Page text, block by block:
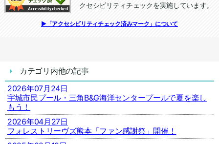
追加情報：アクセシビリティチェック
クセシビリティチェックを実施しています。
▶「アクセシビリティチェック済みマーク」について
カテゴリ内他の記事
2026年07月24日
宇城市民プール・三角B&G海洋センタープールで夏を楽し
もう！
2026年04月27日
フォレストリーヴズ熊本「ファン感謝祭」開催！